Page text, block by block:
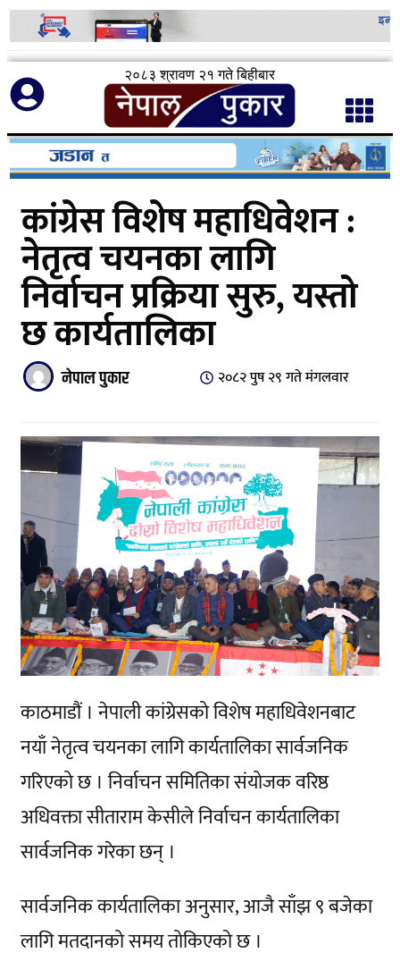
२०८३ श्रावण २१ गते बिहीबार
कांग्रेस विशेष महाधिवेशन :
नेतृत्व चयनका लागि
निर्वाचन प्रक्रिया सुरु, यस्तो
छ कार्यतालिका
नेपाल पुकार २०८२ पुष २९ गते मंगलवार
काठमाडौं । नेपाली कांग्रेसको विशेष महाधिवेशनबाट
नयाँ नेतृत्व चयनका लागि कार्यतालिका सार्वजनिक
गरिएको छ । निर्वाचन समितिका संयोजक वरिष्ठ
अधिवक्ता सीताराम केसीले निर्वाचन कार्यतालिका
सार्वजनिक गरेका छन् ।
सार्वजनिक कार्यतालिका अनुसार, आजै साँझ ९ बजेका
लागि मतदानको समय तोकिएको छ ।